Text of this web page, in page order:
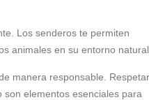
Los senderos te permiten
animales en su entorno natural.
manera responsable. Respetar
elementos esenciales para